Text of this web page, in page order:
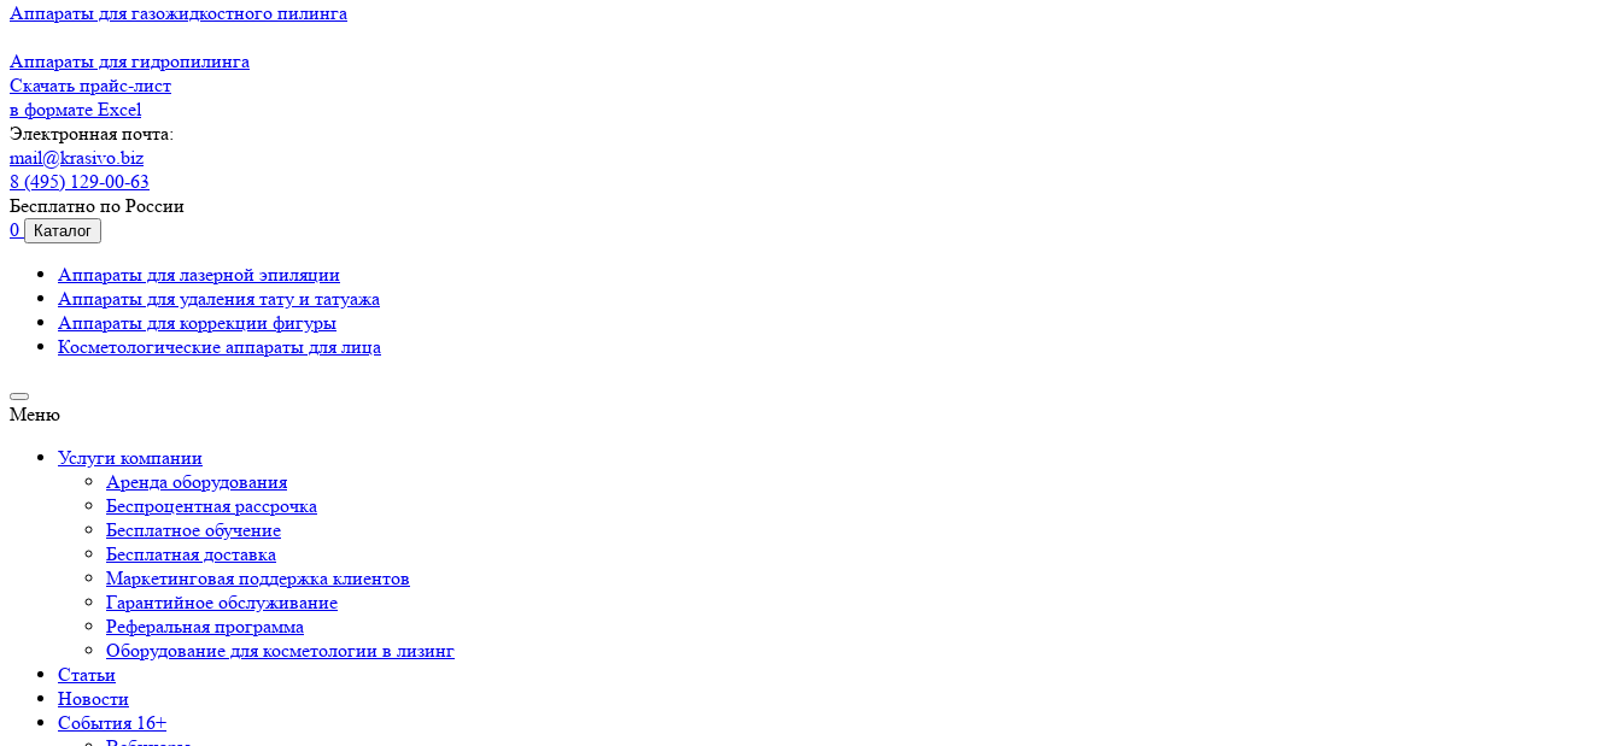
Аппараты для газожидкостного пилинга
Аппараты для гидропилинга
Скачать прайс-лист
в формате Excel
Электронная почта:
mail@krasivo.biz
8 (495) 129-00-63
Бесплатно по России
0
Каталог
Аппараты для лазерной эпиляции
Аппараты для удаления тату и татуажа
Аппараты для коррекции фигуры
Косметологические аппараты для лица
Меню
Услуги компании
Аренда оборудования
Беспроцентная рассрочка
Бесплатное обучение
Бесплатная доставка
Маркетинговая поддержка клиентов
Гарантийное обслуживание
Реферальная программа
Оборудование для косметологии в лизинг
Статьи
Новости
События 16+